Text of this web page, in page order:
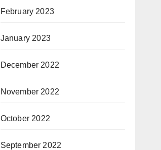
February 2023
January 2023
December 2022
November 2022
October 2022
September 2022